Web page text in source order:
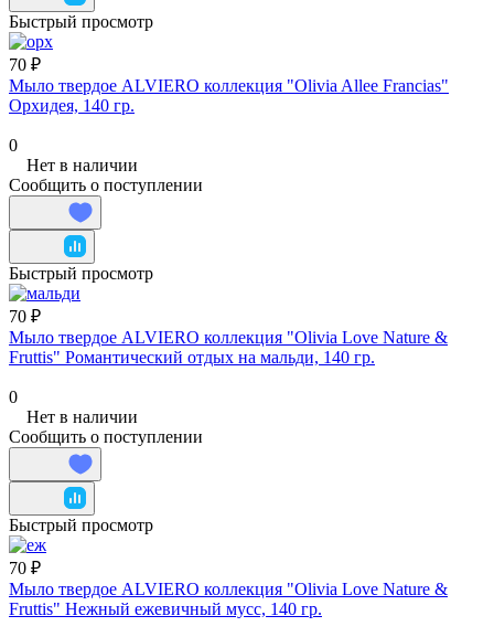
Быстрый просмотр
70 ₽
Мыло твердое ALVIERO коллекция "Olivia Allee Francias"
Орхидея, 140 гр.
0
Нет в наличии
Сообщить о поступлении
Быстрый просмотр
70 ₽
Мыло твердое ALVIERO коллекция "Olivia Love Nature &
Fruttis" Романтический отдых на мальди, 140 гр.
0
Нет в наличии
Сообщить о поступлении
Быстрый просмотр
70 ₽
Мыло твердое ALVIERO коллекция "Olivia Love Nature &
Fruttis" Нежный ежевичный мусс, 140 гр.